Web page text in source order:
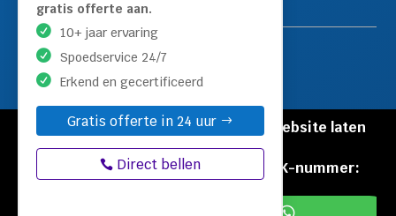
gratis offerte aan.
10+ jaar ervaring
Spoedservice 24/7
Erkend en gecertificeerd
Gratis offerte in 24 uur
Direct bellen
© Copyright Loodgieters Kwartier |
Website laten
maken door Flexamedia
Privacyverklaring|Disclaimer
KVK-nummer: